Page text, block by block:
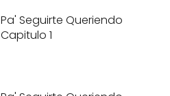
Pa' Seguirte Queriendo
Capitulo 1